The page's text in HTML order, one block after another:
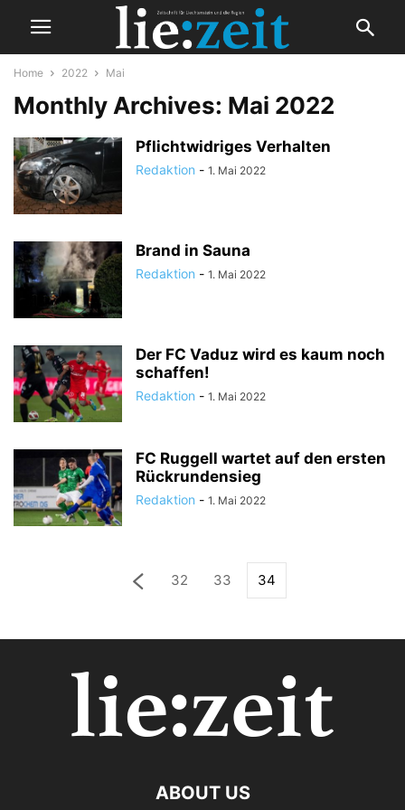
Home 2022 Mai
Monthly Archives: Mai 2022
Pflichtwidriges Verhalten
Redaktion - 1. Mai 2022
Brand in Sauna
Redaktion - 1. Mai 2022
Der FC Vaduz wird es kaum noch
schaffen!
Redaktion - 1. Mai 2022
FC Ruggell wartet auf den ersten
Rückrundensieg
Redaktion - 1. Mai 2022
32 33 34
ABOUT US